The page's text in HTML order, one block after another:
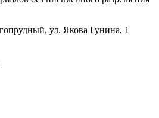
ул. Якова Гунина, 1